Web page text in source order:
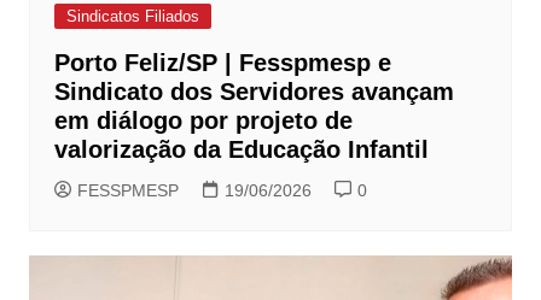
Sindicatos Filiados
Porto Feliz/SP | Fesspmesp e
Sindicato dos Servidores avançam
em diálogo por projeto de
valorização da Educação Infantil
FESSPMESP 19/06/2026 0